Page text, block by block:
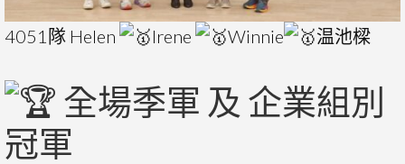
4051隊 Helen Irene Winnie 温池樑
全場季軍 及 企業組別
冠軍